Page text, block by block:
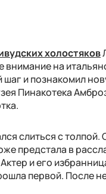
холостяков
внимание на
шаг и познакомил
Пинакотека
слиться с
предстала в
и его
первой. После